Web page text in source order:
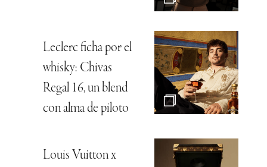
Leclerc ficha por el
whisky: Chivas
Regal 16, un blend
con alma de piloto
Louis Vuitton x